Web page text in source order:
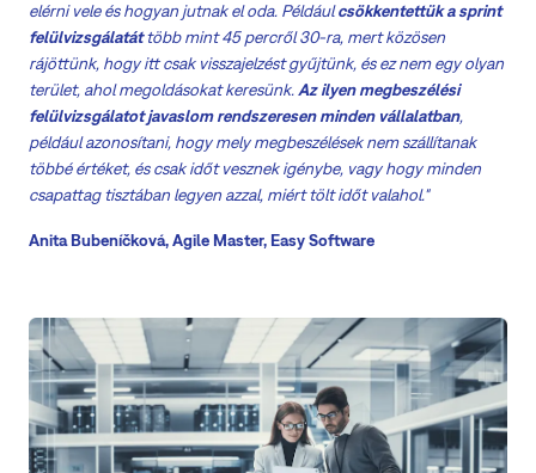
elérni vele és hogyan jutnak el oda. Példáulcsökkentettük a sprint
felülvizsgálatáttöbb mint 45 percről 30-ra, mert közösen
rájöttünk, hogy itt csak visszajelzést gyűjtünk, és ez nem egy olyan
terület, ahol megoldásokat keresünk. Az ilyen megbeszélési
felülvizsgálatot javaslom rendszeresen minden vállalatban,
például azonosítani, hogy mely megbeszélések nem szállítanak
többé értéket, és csak időt vesznek igénybe, vagy hogy minden
csapattag tisztában legyen azzal, miért tölt időt valahol."
Anita Bubeníčková, Agile Master, Easy Software